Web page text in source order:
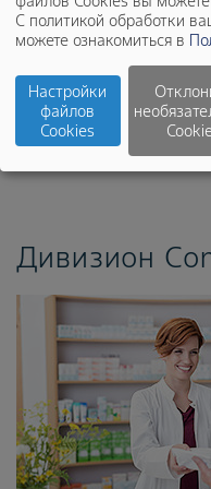
для диагностической
контрастированием.
списком
Pharmaceuticals
Дивизион
С политикой обработки
можете ознакомиться в
Настройки
файлов
Cookies